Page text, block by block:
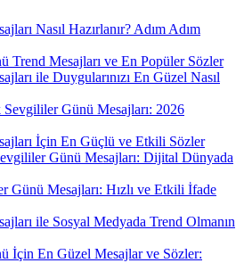
Nasıl Hazırlanır? Adım Adım
Trend Mesajları ve En Popüler Sözler
ile Duygularınızı En Güzel Nasıl
Günü Mesajları: 2026
İçin En Güçlü ve Etkili Sözler
Günü Mesajları: Dijital Dünyada
Günü Mesajları: Hızlı ve Etkili İfade
ile Sosyal Medyada Trend Olmanın
İçin En Güzel Mesajlar ve Sözler: